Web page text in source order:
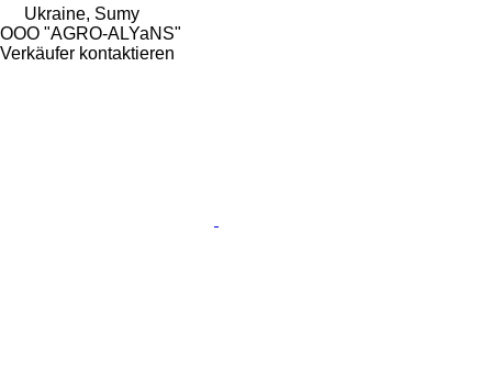
Ukraine, Sumy
OOO "AGRO-ALYaNS"
Verkäufer kontaktieren